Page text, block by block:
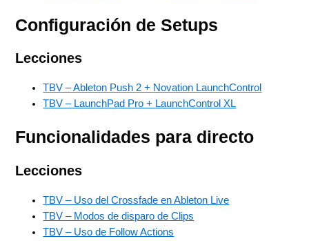
Configuración de Setups
Lecciones
TBV – Ableton Push 2 + Novation LaunchControl
TBV – LaunchPad Pro + LaunchControl XL
Funcionalidades para directo
Lecciones
TBV – Uso del Crossfade en Ableton Live
TBV – Modos de disparo de Clips
TBV – Uso de Follow Actions